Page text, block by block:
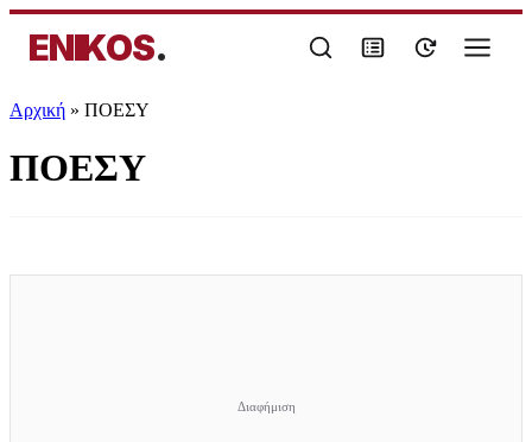
ENIKOS.
Αρχική » ΠΟΕΣΥ
ΠΟΕΣΥ